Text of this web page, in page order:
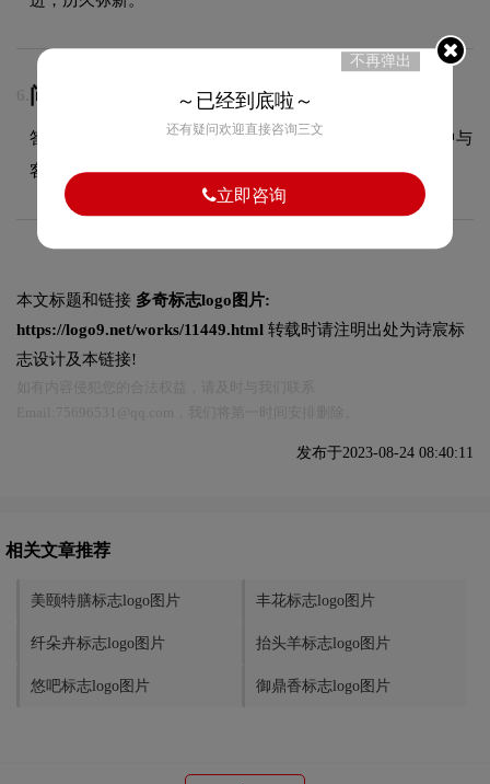
6. 问：LOGO设计包含几次免费修改？
答：具体修改次数依据合同约定执行，我们会在设计过程中与
客户充分沟通，确保最终方案达到满意效果。
本文标题和链接 多奇标志logo图片:
https://logo9.net/works/11449.html 转载时请注明出处为诗宸标
志设计及本链接!
发布于2023-08-24 08:40:11
相关文章推荐
美颐特膳标志logo图片 丰花标志logo图片
纤朵卉标志logo图片 抬头羊标志logo图片
悠吧标志logo图片 御鼎香标志logo图片
不再弹出
～已经到底啦～
还有疑问欢迎直接咨询三文
立即咨询